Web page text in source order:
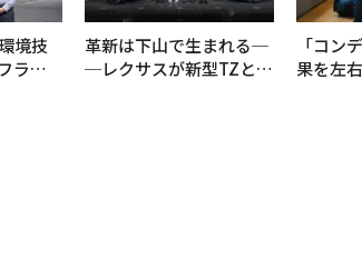
境技
ラを
革新は下山で生まれる─
─レクサスが新型TZとE
「コン
果を左右